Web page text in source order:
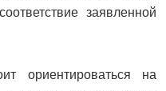
заявленной
ориентироваться на